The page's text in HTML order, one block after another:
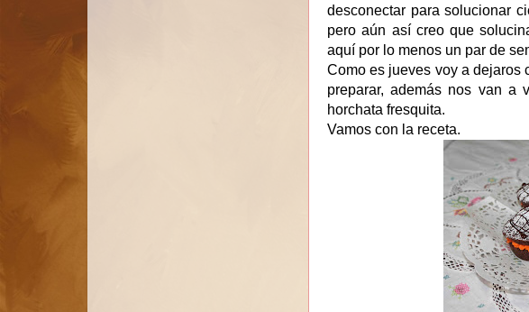
desconectar para solucionar
pero aún así creo que
aquí por lo menos un par de
Como es jueves voy a dejaros
preparar, además nos van a
horchata fresquita.
Vamos con la receta.